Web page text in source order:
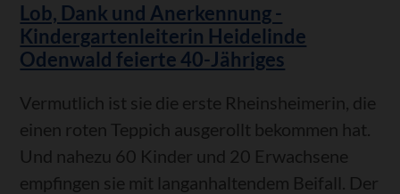
–
Hier
lässt
es
sich
gut
leben“
Lob, Dank und Anerkennung -
Kindergartenleiterin Heidelinde
Odenwald feierte 40-Jähriges
Vermutlich ist sie die erste Rheinsheimerin, die
einen roten Teppich ausgerollt bekommen hat.
Und nahezu 60 Kinder und 20 Erwachsene
empfingen sie mit langanhaltendem Beifall. Der